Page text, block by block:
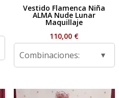
Vestido Flamenca Niña
ALMA Nude Lunar
Maquillaje
110,00 €
Combinaciones: